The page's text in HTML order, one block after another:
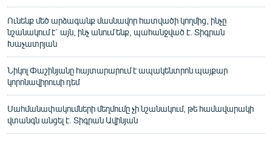
Ունենք մեծ արձագանք մասնավոր հատվածի կողմից, ինչը
նշանակում է` այն, ինչ անում ենք, պահանջված է. Տիգրան
Խաչատրյան
Նիկոլ Փաշինյանը հայտարարում է ապակենտրոն պայքար
կորոնավիրուսի դեմ
Սահմանափակումների մեղմումը չի նշանակում, թե համավարակի
վտանգն անցել է. Տիգրան Ավինյան